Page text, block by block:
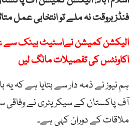
فنڈز بروقت نہ ملے تو انتخابی عمل
الیکشن کمیشن نےاسٹیٹ بینک سے
اکاونٹس کی تفصیلات مانگ لیں
ہم نیوز نے ذمہ دار سے بتایا ہے کہ
آف پاکستان کے سیکریٹری نے وفاقی
ملاقات کے دوران کہی ہے۔